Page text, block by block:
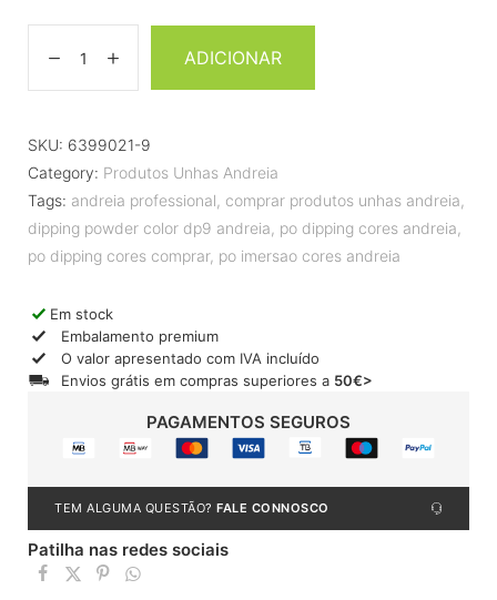
ADICIONAR
SKU: 6399021-9
Category: Produtos Unhas Andreia
Tags: andreia professional, comprar produtos unhas andreia,
dipping powder color dp9 andreia, po dipping cores andreia,
po dipping cores comprar, po imersao cores andreia
Em stock
Embalamento premium
O valor apresentado com IVA incluído
Envios grátis em compras superiores a 50€>
PAGAMENTOS SEGUROS
TEM ALGUMA QUESTÃO? FALE CONNOSCO
Patilha nas redes sociais